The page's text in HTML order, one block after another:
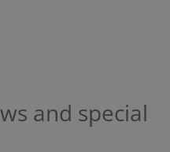
and special